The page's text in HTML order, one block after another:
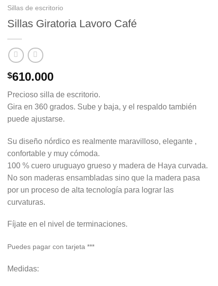
Sillas de escritorio
Sillas Giratoria Lavoro Café
$610.000
Precioso silla de escritorio.
Gira en 360 grados. Sube y baja, y el respaldo también
puede ajustarse.
Su diseño nórdico es realmente maravilloso, elegante ,
confortable y muy cómoda.
100 % cuero uruguayo grueso y madera de Haya curvada.
No son maderas ensambladas sino que la madera pasa
por un proceso de alta tecnología para lograr las
curvaturas.
Fíjate en el nivel de terminaciones.
Puedes pagar con tarjeta ***
Medidas: